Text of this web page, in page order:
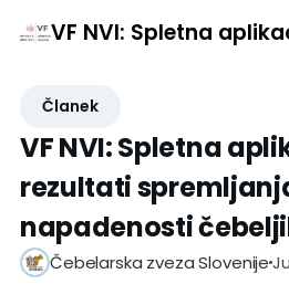
Članek
VF NVI: Spletna
rezultati
napadenosti
Čebelarska zveza Slovenije